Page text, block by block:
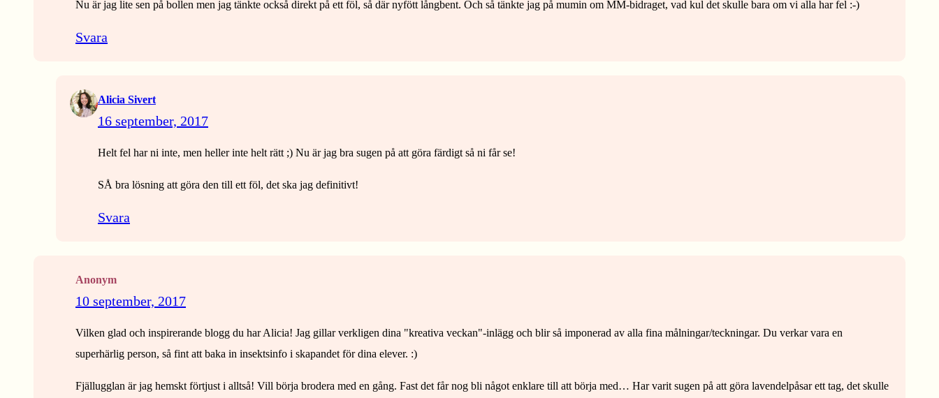
Nu är jag lite sen på bollen men jag tänkte också direkt på ett föl, så där nyfött långbent. Och så tänkte jag på mumin om MM-bidraget, vad kul det skulle bara om vi alla har fel :-)
Svara
Alicia Sivert
16 september, 2017
Helt fel har ni inte, men heller inte helt rätt ;) Nu är jag bra sugen på att göra färdigt så ni får se!
SÅ bra lösning att göra den till ett föl, det ska jag definitivt!
Svara
Anonym
10 september, 2017
Vilken glad och inspirerande blogg du har Alicia! Jag gillar verkligen dina "kreativa veckan"-inlägg och blir så imponerad av alla fina målningar/teckningar. Du verkar vara en
superhärlig person, så fint att baka in insektsinfo i skapandet för dina elever. :)
Fjällugglan är jag hemskt förtjust i alltså! Vill börja brodera med en gång. Fast det får nog bli något enklare till att börja med… Har varit sugen på att göra lavendelpåsar ett tag, det skulle